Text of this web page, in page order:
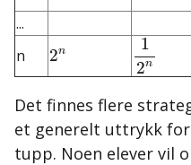
...
n
2n
2n
1
2n
12n
Det finnes flere
et generelt uttrykk
tupp. Noen elever vil